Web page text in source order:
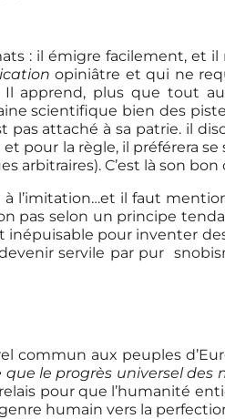
: il émigre facilement, et
opiniâtre et qui ne
apprend, plus que tout
scientifique bien des
pas attaché à sa patrie. il
pour la règle, il préférera
arbitraires). C’est là son bon
à l’imitation…et il faut
pas selon un principe
inépuisable pour inventer
servile par pur
commun aux peuples
que le progrès universel
pour que l’humanité
humain vers la